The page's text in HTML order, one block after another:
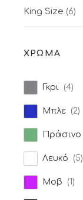
King Size (6)
ΧΡΩΜΑ
Γκρι (4)
Μπλε (2)
Πράσινο
Λευκό (5)
Μοβ (1)